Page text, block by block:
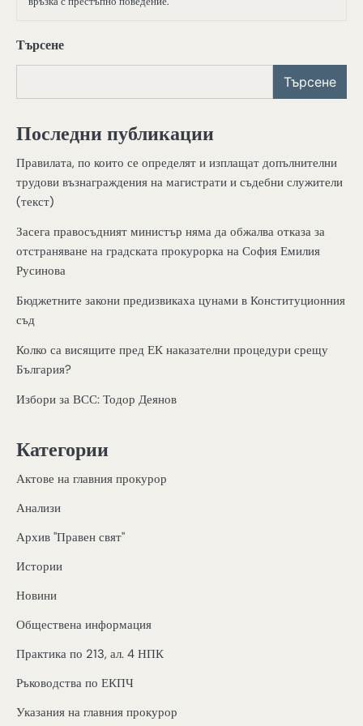
Търсене
Търсене
Последни публикации
Правилата, по които се определят и изплащат допълнителни
трудови възнаграждения на магистрати и съдебни служители
(текст)
Засега правосъдният министър няма да обжалва отказа за
отстраняване на градската прокурорка на София Емилия
Русинова
Бюджетните закони предизвикаха цунами в Конституционния
съд
Колко са висящите пред ЕК наказателни процедури срещу
България?
Избори за ВСС: Тодор Деянов
Категории
Актове на главния прокурор
Анализи
Архив "Правен свят"
Истории
Новини
Обществена информация
Практика по 213, ал. 4 НПК
Ръководства по ЕКПЧ
Указания на главния прокурор